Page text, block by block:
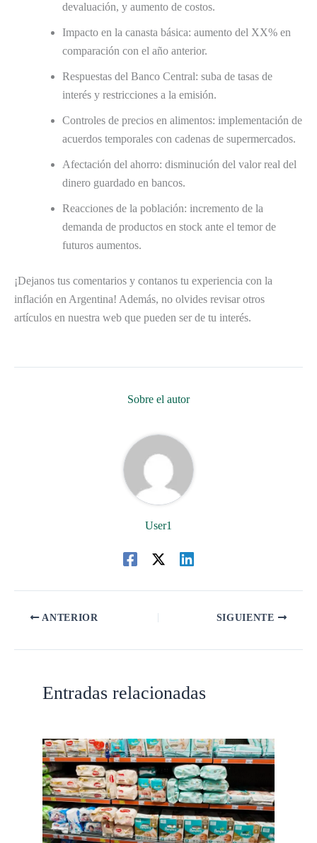
devaluación, y aumento de costos.
Impacto en la canasta básica: aumento del XX% en
comparación con el año anterior.
Respuestas del Banco Central: suba de tasas de
interés y restricciones a la emisión.
Controles de precios en alimentos: implementación de
acuerdos temporales con cadenas de supermercados.
Afectación del ahorro: disminución del valor real del
dinero guardado en bancos.
Reacciones de la población: incremento de la
demanda de productos en stock ante el temor de
futuros aumentos.
¡Dejanos tus comentarios y contanos tu experiencia con la
inflación en Argentina! Además, no olvides revisar otros
artículos en nuestra web que pueden ser de tu interés.
Sobre el autor
User1
ANTERIOR SIGUIENTE
Entradas relacionadas